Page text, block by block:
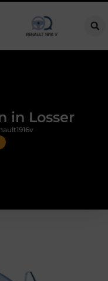
in Losser